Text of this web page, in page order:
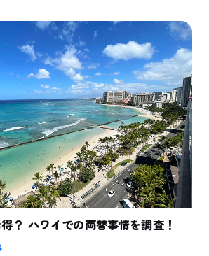
？ ハワイでの両替事情を調査！